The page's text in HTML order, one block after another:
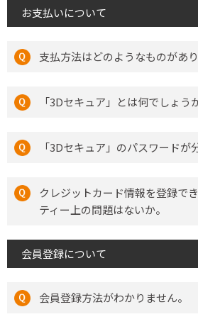
お支払いについて
支払方法はどのようなものがあり
「3Dセキュア」とは何でしょう
「3Dセキュア」のパスワードが
クレジットカード情報を登録で
ティー上の問題はないか。
会員登録について
会員登録方法がわかりません。